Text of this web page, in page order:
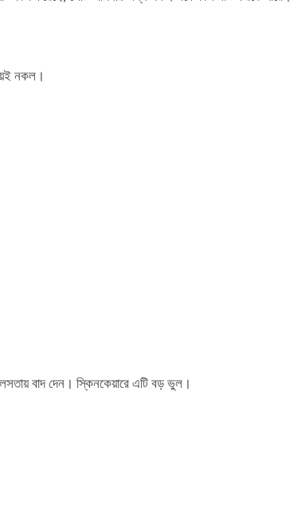
নকল।
বাদ দেন। স্কিনকেয়ারে এটি বড় ভুল।